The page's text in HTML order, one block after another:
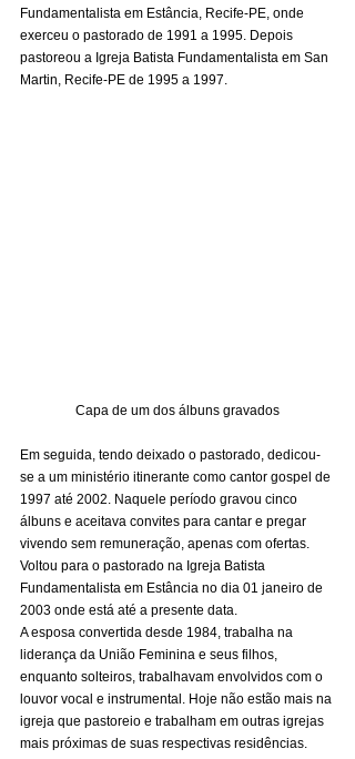
Fundamentalista em Estância, Recife-PE, onde
exerceu o pastorado de 1991 a 1995. Depois
pastoreou a Igreja Batista Fundamentalista em San
Martin, Recife-PE de 1995 a 1997.
Capa de um dos álbuns gravados
Em seguida, tendo deixado o pastorado, dedicou-
se a um ministério itinerante como cantor gospel de
1997 até 2002. Naquele período gravou cinco
álbuns e aceitava convites para cantar e pregar
vivendo sem remuneração, apenas com ofertas.
Voltou para o pastorado na Igreja Batista
Fundamentalista em Estância no dia 01 janeiro de
2003 onde está até a presente data.
A esposa convertida desde 1984, trabalha na
liderança da União Feminina e seus filhos,
enquanto solteiros, trabalhavam envolvidos com o
louvor vocal e instrumental. Hoje não estão mais na
igreja que pastoreio e trabalham em outras igrejas
mais próximas de suas respectivas residências.